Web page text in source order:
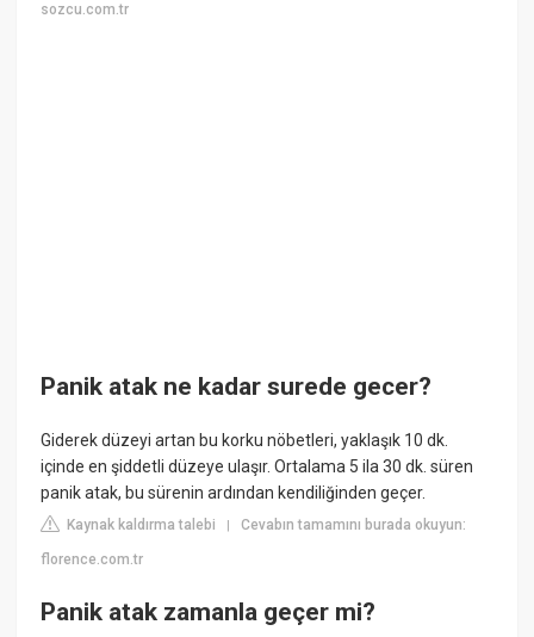
sozcu.com.tr
Panik atak ne kadar surede gecer?
Giderek düzeyi artan bu korku nöbetleri, yaklaşık 10 dk.
içinde en şiddetli düzeye ulaşır. Ortalama 5 ila 30 dk. süren
panik atak, bu sürenin ardından kendiliğinden geçer.
Kaynak kaldırma talebi |Cevabın tamamını burada okuyun:
florence.com.tr
Panik atak zamanla geçer mi?